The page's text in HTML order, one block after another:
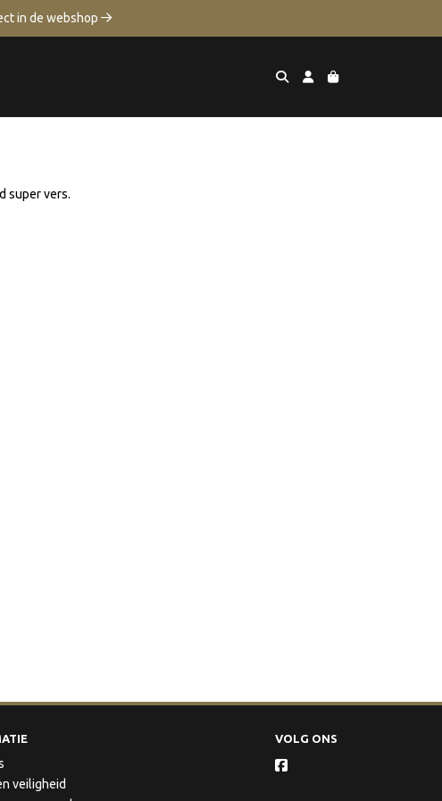
in de webshop 
super vers.
veiligheid
VOLG ONS